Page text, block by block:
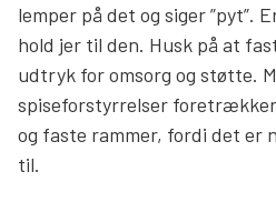
lemper på det og siger ”pyt”.
hold jer til den. Husk på at
udtryk for omsorg og støtte.
spiseforstyrrelser
og faste rammer, fordi det er
til.